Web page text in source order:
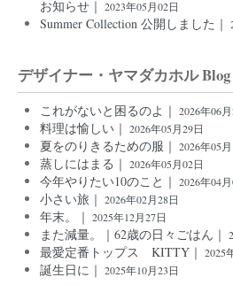
お知らせ｜ 2023年05月02日
Summer Collection 公開しました｜
デザイナー・ヤマダカホル Blog
これがないと困るのよ｜ 2026年06
料理は愉しい｜ 2026年05月29日
夏をのりきるための服｜ 2026年05
蒸しにはまる｜ 2026年05月02日
今年やりたい10のこと｜ 2026年04
小さい旅｜ 2026年02月28日
年末。｜ 2025年12月27日
また減量。｜62歳の日々ごはん｜
最愛定番トップス KITTY｜ 2025
誕生日に｜ 2025年10月23日